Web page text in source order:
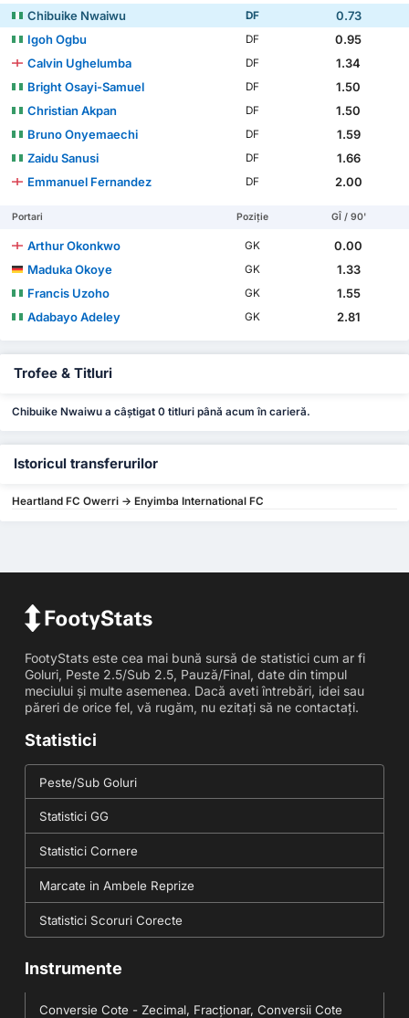
Chibuike Nwaiwu
DF
0.73
Igoh Ogbu
DF
0.95
Calvin Ughelumba
DF
1.34
Bright Osayi-Samuel
DF
1.50
Christian Akpan
DF
1.50
Bruno Onyemaechi
DF
1.59
Zaidu Sanusi
DF
1.66
Emmanuel Fernandez
DF 2.00
Portari Poziție GÎ / 90'
Arthur Okonkwo GK
0.00
Maduka Okoye
GK
1.33
Francis Uzoho
GK
1.55
Adabayo Adeley
GK 2.81
Trofee & Titluri
Chibuike Nwaiwu a câștigat 0 titluri până acum în carieră.
Istoricul transferurilor
Heartland FC Owerri -> Enyimba International FC
FootyStats este cea mai bună sursă de statistici cum ar fi
Goluri, Peste 2.5/Sub 2.5, Pauză/Final, date din timpul
meciului și multe asemenea. Dacă aveti întrebări, idei sau
păreri de orice fel, vă rugăm, nu ezitați să ne contactați.
Statistici
Peste/Sub Goluri
Statistici GG
Statistici Cornere
Marcate in Ambele Reprize
Statistici Scoruri Corecte
Instrumente
Conversie Cote - Zecimal, Fracționar, Conversii Cote